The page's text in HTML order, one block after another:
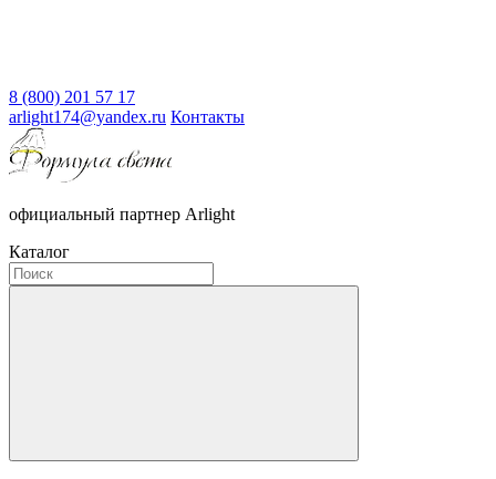
8 (800) 201 57 17
arlight174@yandex.ru Контакты
официальный партнер Arlight
Каталог